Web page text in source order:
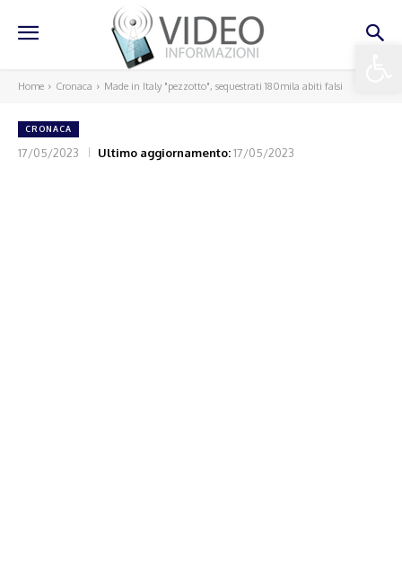
Home Cronaca Made in Italy "pezzotto", sequestrati 180mila abiti falsi
CRONACA
17/05/2023 Ultimo aggiornamento:17/05/2023